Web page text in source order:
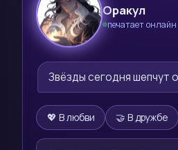
🔮
Оракул
печатает онлайн
Звёзды сегодня шепчут
💖 В любви 🤝 В дружбе